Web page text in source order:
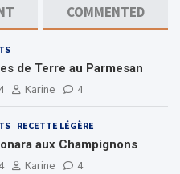
COMMENTED
de Terre au Parmesan
Karine 4
RECETTE LÉGÈRE
aux Champignons
Karine 4